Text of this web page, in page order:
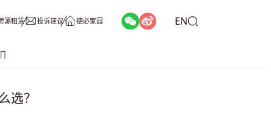
源租赁 投诉建议 德必家园 EN
选？